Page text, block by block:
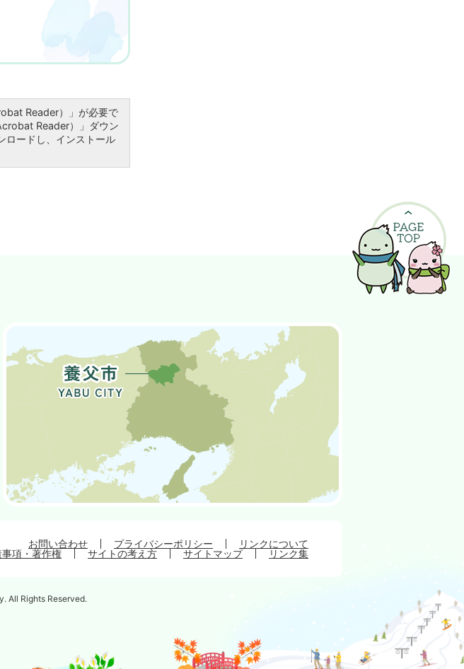
Reader）」が必要で
Reader）」ダウン
ロードし、インストール
お問い合わせ プライバシーポリシー
リンクについて
項・著作権
サイトの考え方 サイトマップ リンク集
All Rights Reserved.